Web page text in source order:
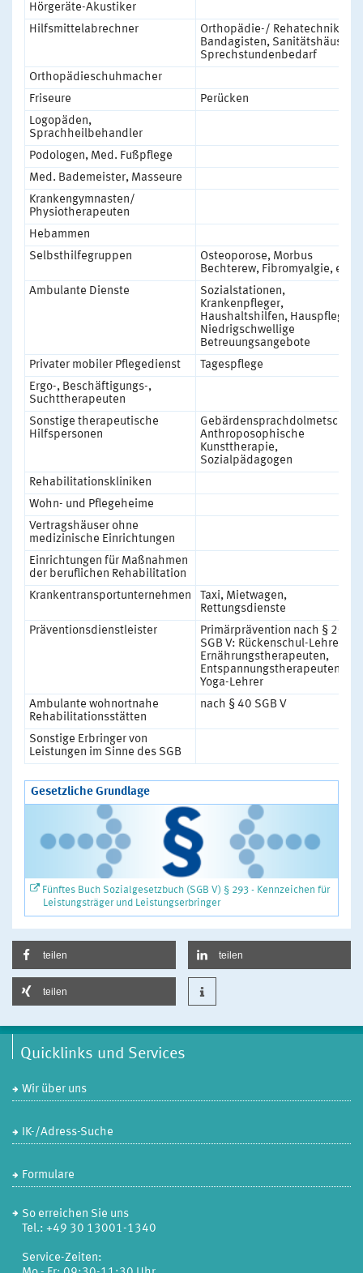
Hörgeräte-Akustiker
Hilfsmittelabrechner
Orthopädie-/ Rehatechnik,
Bandagisten, Sanitätshäuser,
Sprechstundenbedarf
Orthopädieschuhmacher
Friseure
Perücken
Logopäden,
Sprachheilbehandler
Podologen, Med. Fußpflege
Med. Bademeister, Masseure
Krankengymnasten/
Physiotherapeuten
Hebammen
Selbsthilfegruppen
Osteoporose, Morbus
Bechterew, Fibromyalgie, etc.
Ambulante Dienste
Sozialstationen,
Krankenpfleger,
Haushaltshilfen, Hauspfleger,
Niedrigschwellige
Betreuungsangebote
Privater mobiler Pflegedienst
Tagespflege
Ergo-, Beschäftigungs-,
Suchttherapeuten
Sonstige therapeutische
Hilfspersonen
Gebärdensprachdolmetscher,
Anthroposophische
Kunsttherapie,
Sozialpädagogen
Rehabilitationskliniken
Wohn- und Pflegeheime
Vertragshäuser ohne
medizinische Einrichtungen
Einrichtungen für Maßnahmen
der beruflichen Rehabilitation
Krankentransportunternehmen
Taxi, Mietwagen,
Rettungsdienste
Präventionsdienstleister
Primärprävention nach § 20
SGB V: Rückenschul-Lehrer,
Ernährungstherapeuten,
Entspannungstherapeuten,
Yoga-Lehrer
Ambulante wohnortnahe
Rehabilitationsstätten
nach § 40 SGB V
Sonstige Erbringer von
Leistungen im Sinne des SGB
Gesetzliche Grundlage
Fünftes Buch Sozialgesetzbuch (SGB V) § 293 - Kennzeichen für
Leistungsträger und Leistungserbringer
teilen teilen
teilen
Quicklinks und Services
Wir über uns
IK-/Adress-Suche
Formulare
So erreichen Sie uns
Tel.: +49 30 13001-1340
Service-Zeiten: